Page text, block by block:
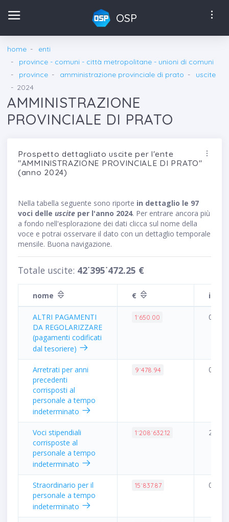
OSP
home
enti
province - comuni - città metropolitane - unioni di comuni
province
amministrazione provinciale di prato
uscite
2024
AMMINISTRAZIONE
PROVINCIALE DI PRATO
Prospetto dettagliato uscite per l'ente
"AMMINISTRAZIONE PROVINCIALE DI PRATO"
(anno 2024)
Nella tabella seguente sono riporte in dettaglio le 97
voci delle uscite per l'anno 2024. Per entrare ancora più
a fondo nell'esplorazione dei dati clicca sul nome della
voce e potrai osservare il dato con un dettaglio temporale
mensile. Buona navigazione.
Totale uscite: 42˙395˙472.25 €
nome €
ALTRI PAGAMENTI
DA REGOLARIZZARE
(pagamenti codificati
dal tesoriere)
1˙650.00 0.00%
Arretrati per anni
precedenti
corrisposti al
personale a tempo
indeterminato
9˙478.94 0.02%
Voci stipendiali
corrisposte al
personale a tempo
indeterminato
1˙208˙632.12 2.85%
Straordinario per il
personale a tempo
indeterminato
15˙837.87 0.04%